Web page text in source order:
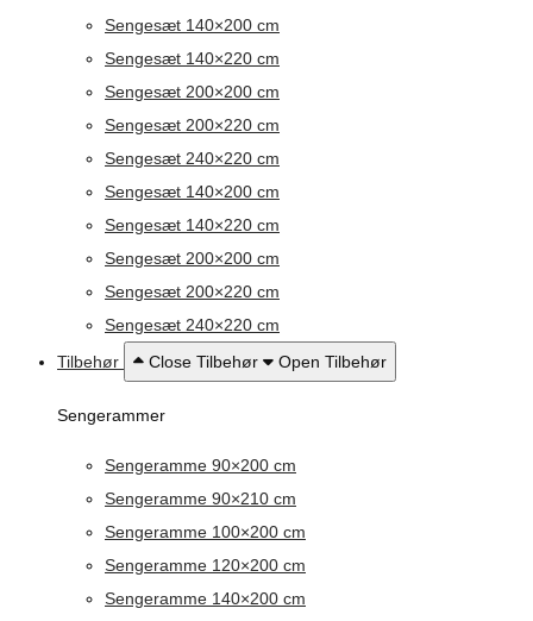
Sengesæt 140×200 cm
Sengesæt 140×220 cm
Sengesæt 200×200 cm
Sengesæt 200×220 cm
Sengesæt 240×220 cm
Sengesæt 140×200 cm
Sengesæt 140×220 cm
Sengesæt 200×200 cm
Sengesæt 200×220 cm
Sengesæt 240×220 cm
Tilbehør
Close Tilbehør Open Tilbehør
Sengerammer
Sengeramme 90×200 cm
Sengeramme 90×210 cm
Sengeramme 100×200 cm
Sengeramme 120×200 cm
Sengeramme 140×200 cm